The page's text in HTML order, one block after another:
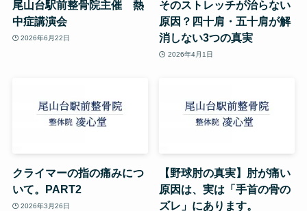
尾山台駅前整骨院主催 熱
中症講演会
2026年6月22日
そのストレッチが治らない
原因？四十肩・五十肩が解
消しない3つの真実
2026年4月1日
クライマーの指の痛みにつ
いて。PART2
2026年3月26日
【野球肘の真実】肘が痛い
原因は、実は「手首の骨の
ズレ」にあります。